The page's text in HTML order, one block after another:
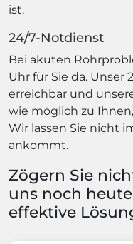
ist.
24/7-Notdienst
Bei akuten
Uhr für Sie da.
erreichbar und
wie möglich zu
Wir lassen Sie nicht
ankommt.
Zögern Sie
uns noch
effektive